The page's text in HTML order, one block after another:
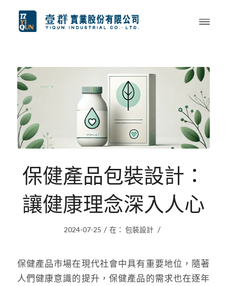
保健產品包裝設計：
讓健康理念深入人心
2024-07-25 / 在： 包裝設計 /
保健產品市場在現代社會中具有重要地位，隨著
人們健康意識的提升，保健產品的需求也在逐年